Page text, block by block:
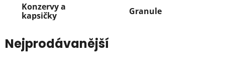
Konzervy a
kapsičky
Granule
Nejprodávanější